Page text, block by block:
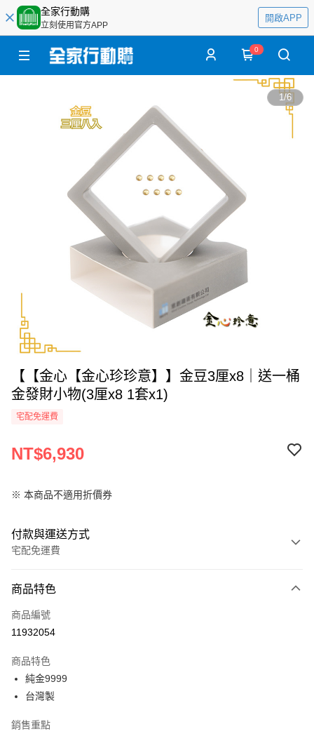
全家行動購
立刻使用官方APP
開啟APP
0
1/6
【【金心【金心珍珍意】】金豆3厘x8｜送一桶
金發財小物(3厘x8 1套x1)
宅配免運費
NT$6,930
※ 本商品不適用折價券
付款與運送方式
宅配免運費
全家線上支付
運送方式
本島宅配-活動商品
免運費
離島宅配-常溫商品
免運費
商品特色
商品編號
11932054
商品特色
純金9999
台灣製
銷售重點